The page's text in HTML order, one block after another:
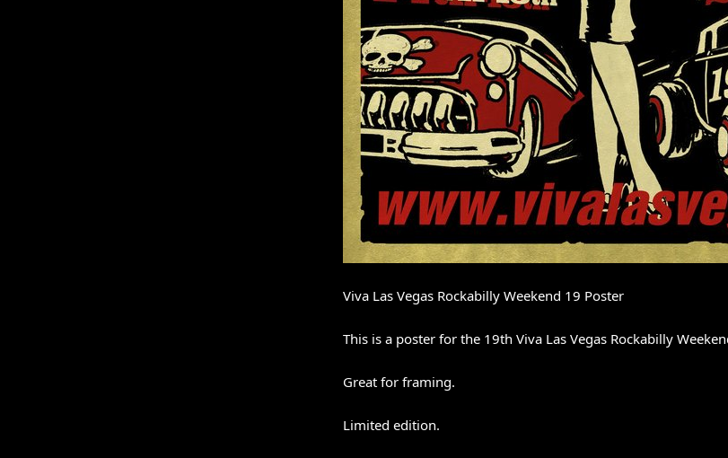
Viva Las Vegas Rockabilly Weekend 19 Poster
This is a poster for the 19th Viva Las Vegas Rockabilly
Great for framing.
Limited edition.